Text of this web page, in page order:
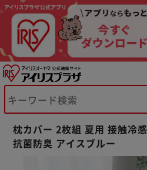
枕カバー 2枚組 夏用 接触冷
抗菌防臭 アイスブルー